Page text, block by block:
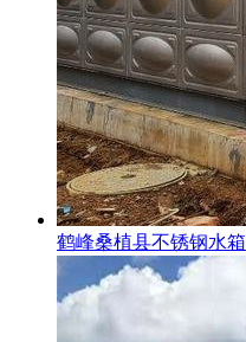
鹤峰桑植县不锈钢水箱